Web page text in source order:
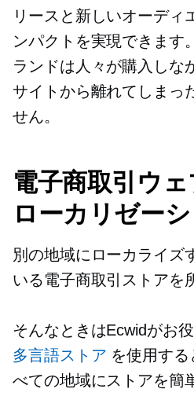
リースと新しいオーディ
ンパクトを実現できます
ランドは人々が購入しな
サイトから離れてしまっ
せん。
電子商取引ウ
ローカリゼー
別の地域にローカライズ
いる電子商取引ストアを
そんなときはEcwidがお
多言語ストア を使用す
べての地域にストアを簡